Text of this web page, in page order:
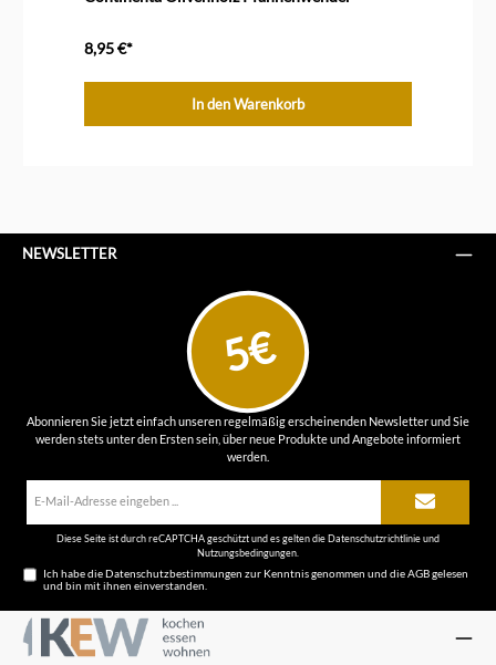
8,95 €*
In den Warenkorb
NEWSLETTER
5€
Abonnieren Sie jetzt einfach unseren regelmäßig erscheinenden Newsletter und Sie
werden stets unter den Ersten sein, über neue Produkte und Angebote informiert
werden.
Diese Seite ist durch reCAPTCHA geschützt und es gelten die Datenschutzrichtlinieund
Nutzungsbedingungen.
Ich habe dieDatenschutzbestimmungen zur Kenntnis genommen und dieAGBgelesen
und bin mit ihnen einverstanden.